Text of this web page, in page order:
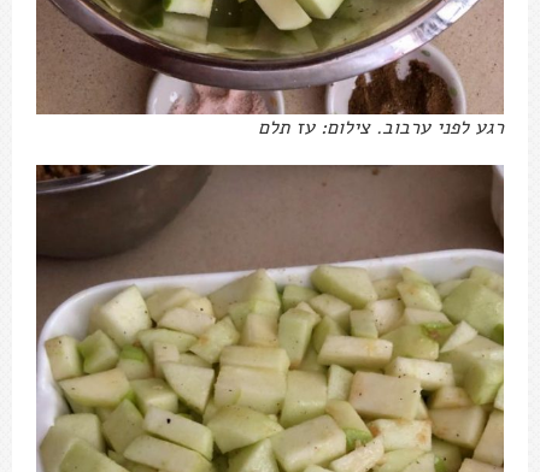
רגע לפני ערבוב. צילום: עז תלם